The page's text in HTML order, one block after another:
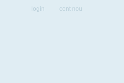
login cont nou